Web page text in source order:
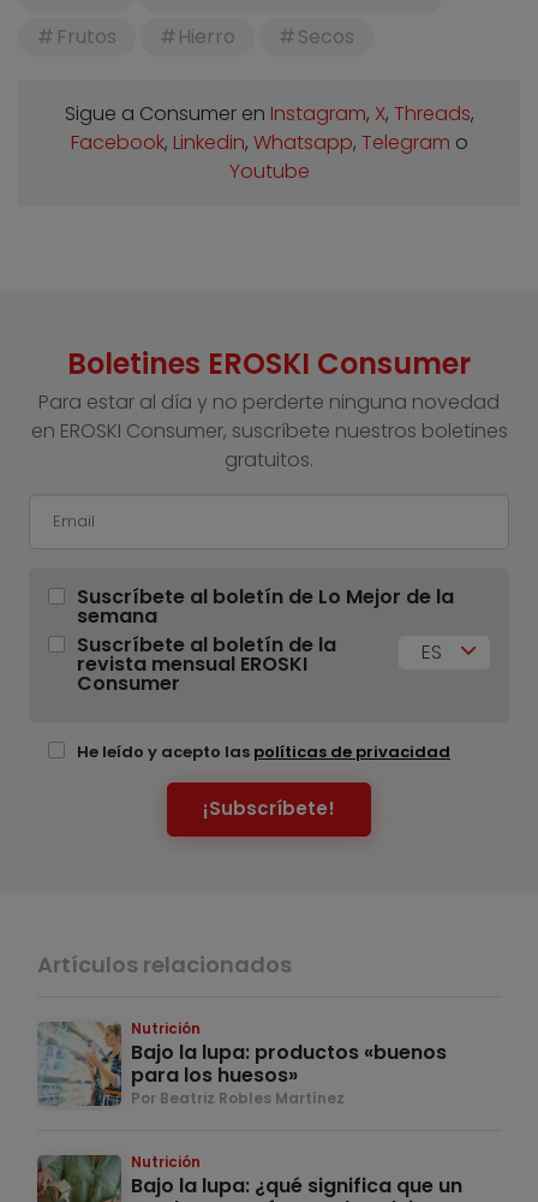
Frutos
Hierro Secos
Sigue a Consumer en Instagram, X, Threads,
Facebook, Linkedin, Whatsapp, Telegram o
Youtube
Boletines EROSKI Consumer
Para estar al día y no perderte ninguna novedad
en EROSKI Consumer, suscríbete nuestros boletines
gratuitos.
Suscríbete al boletín de Lo Mejor de la
semana
Suscríbete al boletín de la
revista mensual EROSKI
Consumer
ES
He leído y acepto las políticas de privacidad
¡Subscríbete!
Artículos relacionados
Nutrición
Bajo la lupa: productos «buenos
para los huesos»
Por Beatriz Robles Martínez
Nutrición
Bajo la lupa: ¿qué significa que un